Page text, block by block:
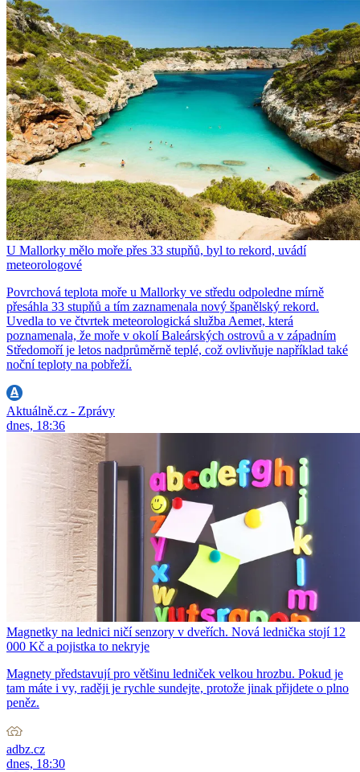
U Mallorky mělo moře přes 33 stupňů, byl to rekord, uvádí
meteorologové
Povrchová teplota moře u Mallorky ve středu odpoledne mírně
přesáhla 33 stupňů a tím zaznamenala nový španělský rekord.
Uvedla to ve čtvrtek meteorologická služba Aemet, která
poznamenala, že moře v okolí Baleárských ostrovů a v západním
Středomoří je letos nadprůměrně teplé, což ovlivňuje například také
noční teploty na pobřeží.
Aktuálně.cz - Zprávy
dnes, 18:36
Magnetky na lednici ničí senzory v dveřích. Nová lednička stojí 12
000 Kč a pojistka to nekryje
Magnety představují pro většinu ledniček velkou hrozbu. Pokud je
tam máte i vy, raději je rychle sundejte, protože jinak přijdete o plno
peněz.
adbz.cz
dnes, 18:30